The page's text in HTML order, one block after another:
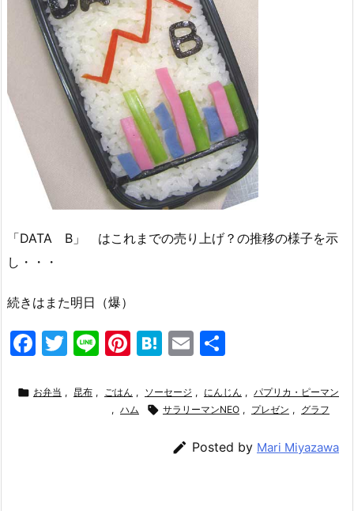
「DATA B」 はこれまでの売り上げ？の推移の様子を示
し・・・
続きはまた明日（爆）
F
c
T
itt
Li
e
Pi
er
e
H
e
n
a
E
ai
l
 お弁当 , 昆布 , ごはん , ソーセージ , にんじん , パプリカ・ピーマン
, ハム  サラリーマンNEO , プレゼン , グラフ
 Posted by Mari Miyazawa